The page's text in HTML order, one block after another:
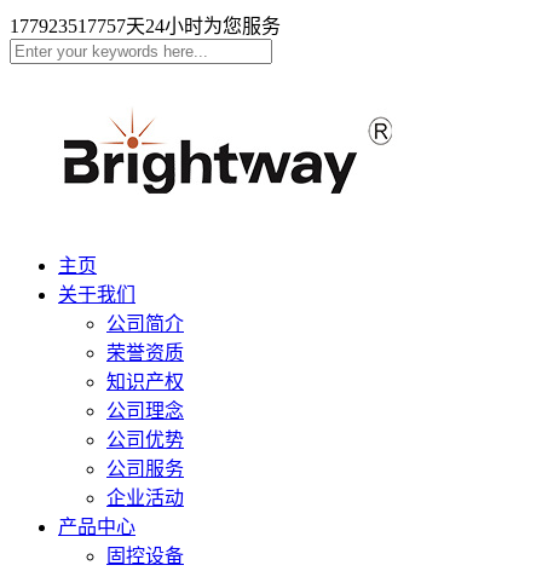
177923517757天24小时为您服务
主页
关于我们
公司简介
荣誉资质
知识产权
公司理念
公司优势
公司服务
企业活动
产品中心
固控设备